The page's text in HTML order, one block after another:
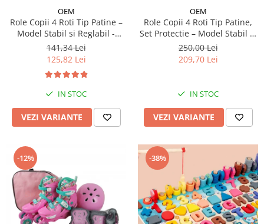
OEM
Role Copii 4 Roti Tip Patine –
Model Stabil si Reglabil -
Albastru
141,34 Lei
125,82 Lei
IN STOC
VEZI VARIANTE
OEM
Role Copii 4 Roti Tip Patine,
Set Protectie – Model Stabil si
Reglabil - Roz
250,00 Lei
209,70 Lei
IN STOC
VEZI VARIANTE
-12% -38%